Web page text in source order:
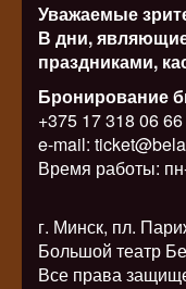
Уважаемые
В дни,
праздниками,
Бронирование
+375 17 318 06 66
e-mail:
Время работы:
г. Минск, пл.
Большой театр
Все права